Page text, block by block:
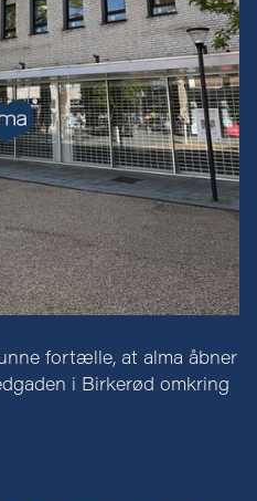
fortælle, at alma åbner
i Birkerød omkring